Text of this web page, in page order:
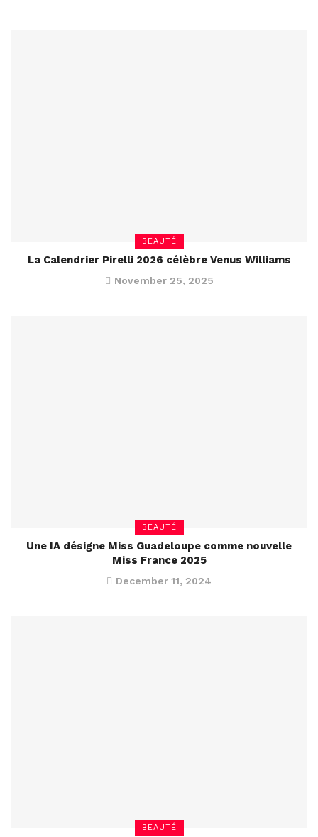
BEAUTÉ
La Calendrier Pirelli 2026 célèbre Venus Williams
November 25, 2025
BEAUTÉ
Une IA désigne Miss Guadeloupe comme nouvelle
Miss France 2025
December 11, 2024
BEAUTÉ